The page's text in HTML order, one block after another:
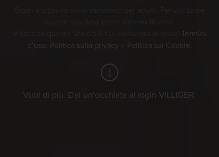
Termini
d’uso Politica sulla privacy Politica sui Cookie
Vuoi di più. Dai un'occhiata al login VILLIGER.